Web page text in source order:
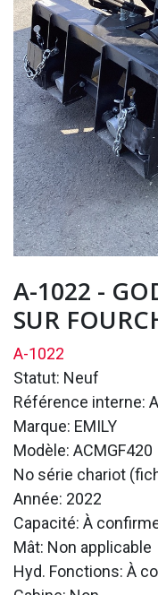
A-1022 -
SUR
A-1022
Statut: Neuf
Référence interne:
Marque: EMILY
Modèle: ACMGF420
No série chariot
Année: 2022
Capacité: À
Mât: Non applicable
Hyd. Fonctions: À